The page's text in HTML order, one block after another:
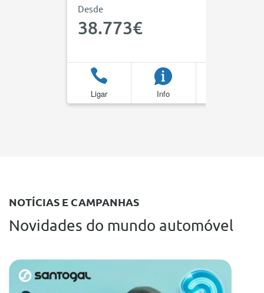
Desde
38.773€
Ligar Info
NOTÍCIAS E CAMPANHAS
Novidades do mundo automóvel